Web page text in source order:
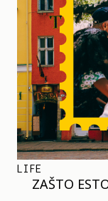
LIFE
ZAŠTO